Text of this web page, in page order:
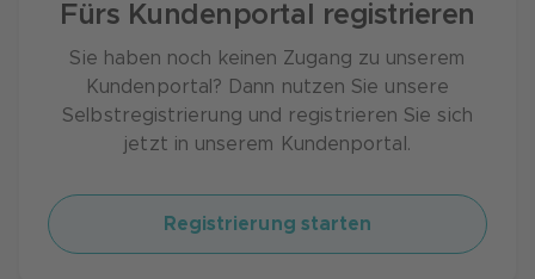
Fürs Kundenportal registrieren
Sie haben noch keinen Zugang zu unserem
Kundenportal? Dann nutzen Sie unsere
Selbstregistrierung und registrieren Sie sich
jetzt in unserem Kundenportal.
Registrierung starten